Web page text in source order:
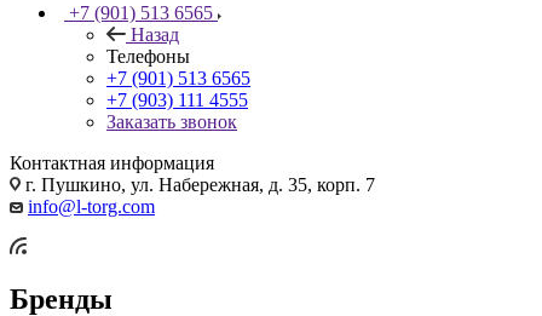
+7 (901) 513 6565
Назад
Телефоны
+7 (901) 513 6565
+7 (903) 111 4555
Заказать звонок
Контактная информация
г. Пушкино, ул. Набережная, д. 35, корп. 7
info@l-torg.com
Бренды